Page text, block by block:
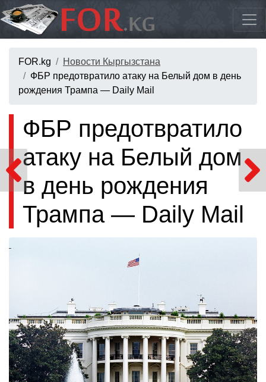
FOR.kg
Новости Кыргызстана
ФБР предотвратило атаку на Белый дом в день
рождения Трампа — Daily Mail
ФБР предотвратило
атаку на Белый дом
в день рождения
Трампа — Daily Mail